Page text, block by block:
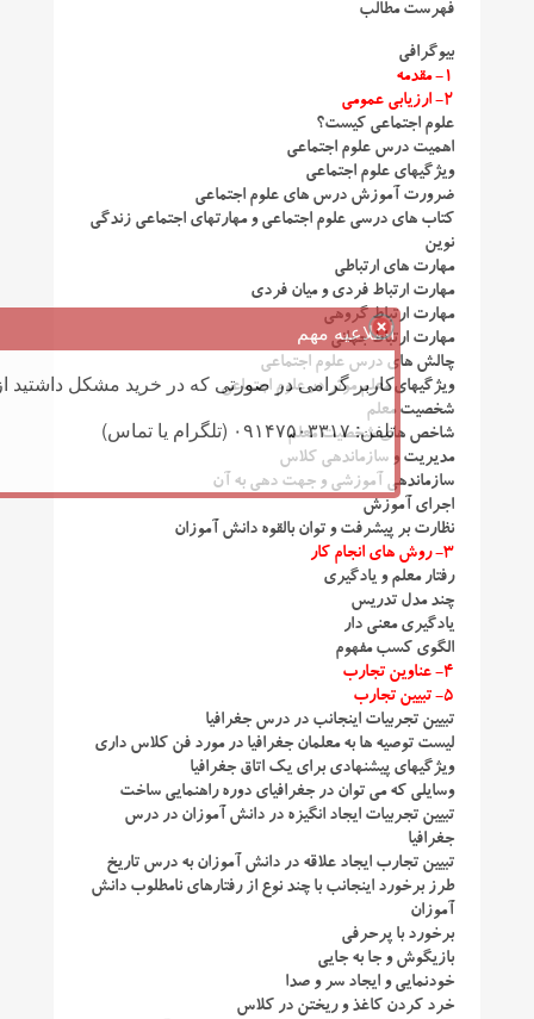
فهرست مطالب
بیوگرافی
۱- مقدمه
۲- ارزیابی عمومی
علوم اجتماعی کیست؟
اهمیت درس علوم اجتماعی
ویژگیهای علوم اجتماعی
ضرورت آموزش درس های علوم اجتماعی
کتاب های درسی علوم اجتماعی و مهارتهای اجتماعی زندگی
نوین
مهارت های ارتباطی
مهارت ارتباط فردی و میان فردی
مهارت ارتباط گروهی
مهارت ارتباط جهانی
چالش های درس علوم اجتماعی
ویژگیهای معلم موثر در علوم اجتماعی
شخصیت معلم
شاخص های شخصیت معلم
مدیریت و سازماندهی کلاس
سازماندهی آموزشی و جهت دهی به آن
اجرای آموزش
نظارت بر پیشرفت و توان بالقوه دانش آموزان
۳- روش های انجام کار
رفتار معلم و یادگیری
چند مدل تدریس
یادگیری معنی دار
الگوی کسب مفهوم
۴- عناوین تجارب
۵- تبیین تجارب
تبیین تجربیات اینجانب در درس جغرافیا
لیست توصیه ها به معلمان جغرافیا در مورد فن کلاس داری
ویژگیهای پیشنهادی برای یک اتاق جغرافیا
وسایلی که می توان در جغرافیای دوره راهنمایی ساخت
تبیین تجربیات ایجاد انگیزه در دانش آموزان در درس
جغرافیا
تبیین تجارب ایجاد علاقه در دانش آموزان به درس تاریخ
طرز برخورد اینجانب با چند نوع از رفتارهای نامطلوب دانش
آموزان
برخورد با پرحرفی
بازیگوش و جا به جایی
خودنمایی و ایجاد سر و صدا
خرد کردن کاغذ و ریختن در کلاس
اطلاعیه مهم
کاربر گرامی در صورتی که در خرید مشکل داشتید
تلفن: ۰۹۱۴۷۵۰۳۳۱۷ (تلگرام یا تماس)